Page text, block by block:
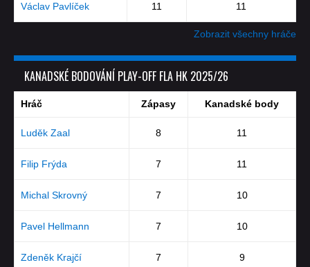
Václav Pavlíček 11 11
Zobrazit všechny hráče
KANADSKÉ BODOVÁNÍ PLAY-OFF FLA HK 2025/26
Hráč Zápasy Kanadské body
Luděk Zaal 8 11
Filip Frýda 7 11
Michal Skrovný 7 10
Pavel Hellmann 7 10
Zdeněk Krajčí 7 9